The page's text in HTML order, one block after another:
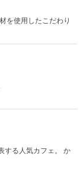
を使用したこだわり
する人気カフェ。 か